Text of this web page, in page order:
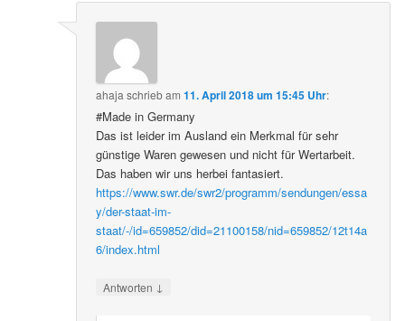
ahaja schriebam11. April 2018 um 15:45 Uhr:
#Made in Germany
Das ist leider im Ausland ein Merkmal für sehr
günstige Waren gewesen und nicht für Wertarbeit.
Das haben wir uns herbei fantasiert.
https://www.swr.de/swr2/programm/sendungen/essa
y/der-staat-im-
staat/-/id=659852/did=21100158/nid=659852/12t14a
6/index.html
Antworten ↓